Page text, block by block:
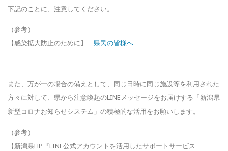
下記のことに、注意してください。
（参考）
【感染拡大防止のために】 県民の皆様へ
また、万が一の場合の備えとして、同じ日時に同じ施設等を利用された
方々に対して、県から注意喚起のLINEメッセージをお届けする「新潟県
新型コロナお知らせシステム」の積極的な活用をお願いします。
（参考）
【新潟県HP『LINE公式アカウントを活用したサポートサービス